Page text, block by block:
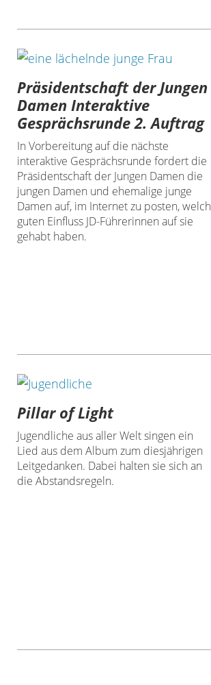
Präsidentschaft der Jungen
Damen Interaktive
Gesprächsrunde 2. Auftrag
In Vorbereitung auf die nächste
interaktive Gesprächsrunde fordert die
Präsidentschaft der Jungen Damen die
jungen Damen und ehemalige junge
Damen auf, im Internet zu posten, welch
guten Einfluss JD-Führerinnen auf sie
gehabt haben.
Pillar of Light
Jugendliche aus aller Welt singen ein
Lied aus dem Album zum diesjährigen
Leitgedanken. Dabei halten sie sich an
die Abstandsregeln.